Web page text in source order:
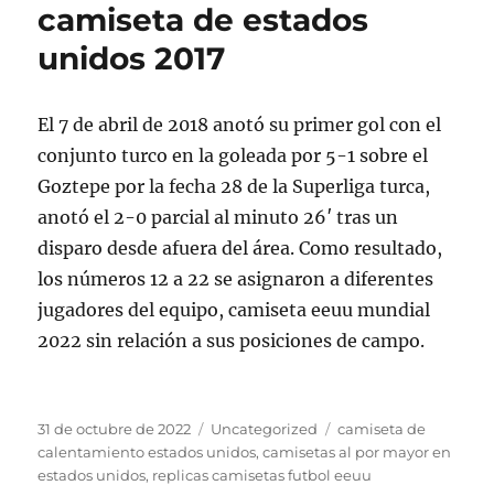
camiseta de estados
unidos 2017
El 7 de abril de 2018 anotó su primer gol con el
conjunto turco en la goleada por 5-1 sobre el
Goztepe por la fecha 28 de la Superliga turca,
anotó el 2-0 parcial al minuto 26′ tras un
disparo desde afuera del área. Como resultado,
los números 12 a 22 se asignaron a diferentes
jugadores del equipo, camiseta eeuu mundial
2022 sin relación a sus posiciones de campo.
Publicado
el
31 de octubre de 2022 Categorías
Uncategorized Etiquetas
camiseta de
calentamiento estados unidos,camisetas al por mayor en
estados unidos, replicas camisetas futbol eeuu